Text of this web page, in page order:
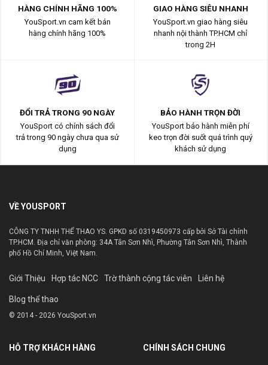
HÀNG CHÍNH HÃNG 100%
YouSport.vn cam kết bán
hàng chính hãng 100%
GIAO HÀNG SIÊU NHANH
YouSport.vn giao hàng siêu
nhanh nội thành TP.HCM chỉ
trong 2H
ĐỔI TRẢ TRONG 90 NGÀY
YouSport có chính sách đổi
trả trong 90 ngày chưa qua sử
dụng
BẢO HÀNH TRỌN ĐỜI
YouSport bảo hành miễn phí
keo trọn đời suốt quá trình quý
khách sử dụng
VỀ YOUSPORT
CÔNG TY TNHH THỂ THAO YS. GPKD số 0319450973 cấp bởi Sở Tài chính
TP.HCM. Địa chỉ văn phòng: 34A Tân Sơn Nhì, Phường Tân Sơn Nhì, Thành
phố Hồ Chí Minh, Việt Nam.
Giới Thiệu Hợp tác NCC Trờ thành cộng tác viên Liên hệ
Blog thể thao
© 2014 - 2026 YouSport.vn
HỖ TRỢ KHÁCH HÀNG CHÍNH SÁCH CHUNG